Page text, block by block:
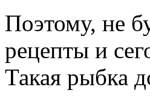
Поэтому, не
рецепты и
Такая рыбка